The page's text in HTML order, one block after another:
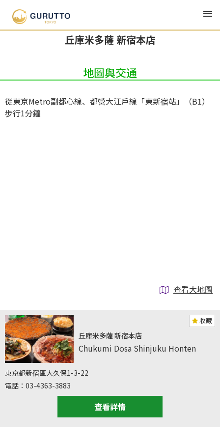
TOP
丘庫米多薩 新宿本店
地圖與交通
從東京Metro副都心線、都營大江戶線「東新宿站」（B1）
步行1分鐘
查看大地圖
收藏
丘庫米多薩 新宿本店
Chukumi Dosa Shinjuku Honten
東京都新宿區大久保1-3-22
電話：03-4363-3883
查看詳情